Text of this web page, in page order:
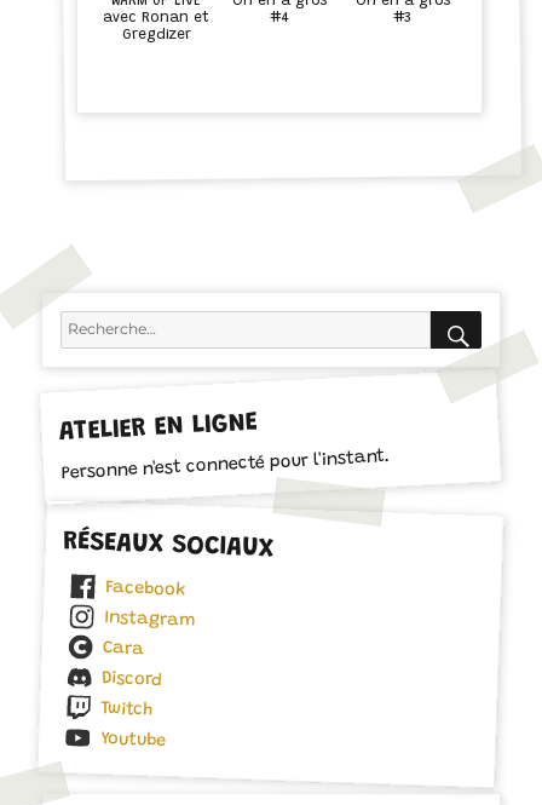
avec Ronan et
Gregdizer
#4
#3
Recherche
ATELIER EN LIGNE
Personne n'est connecté pour l'instant.
RÉSEAUX SOCIAUX
Facebook
Instagram
Cara
Discord
Twitch
Youtube